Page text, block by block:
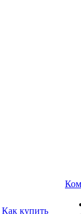
Как купить